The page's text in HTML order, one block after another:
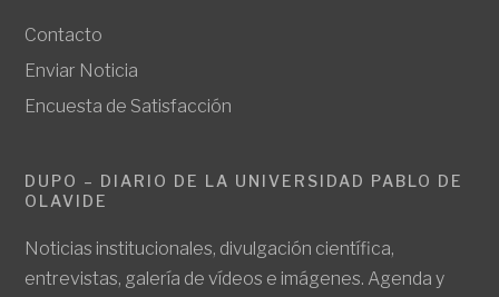
Contacto
Enviar Noticia
Encuesta de Satisfacción
DUPO – DIARIO DE LA UNIVERSIDAD PABLO DE
OLAVIDE
Noticias institucionales, divulgación científica,
entrevistas, galería de vídeos e imágenes. Agenda y